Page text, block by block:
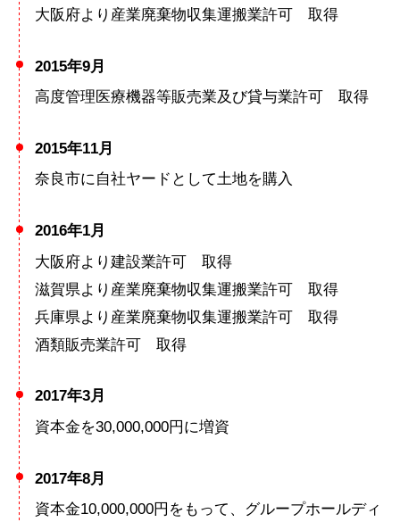
大阪府より産業廃棄物収集運搬業許可 取得
2015年9月
高度管理医療機器等販売業及び貸与業許可 取得
2015年11月
奈良市に自社ヤードとして土地を購入
2016年1月
大阪府より建設業許可 取得
滋賀県より産業廃棄物収集運搬業許可 取得
兵庫県より産業廃棄物収集運搬業許可 取得
酒類販売業許可 取得
2017年3月
資本金を30,000,000円に増資
2017年8月
資本金10,000,000円をもって、グループホールディ